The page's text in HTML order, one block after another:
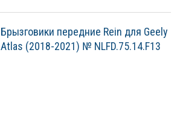
Брызговики передние Rein для Geely
Atlas (2018-2021) № NLFD.75.14.F13